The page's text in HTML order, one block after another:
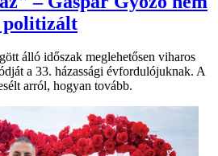
politizált
álló időszak meglehetősen viharos
a 33. házassági évfordulójuknak. A
arról, hogyan tovább.